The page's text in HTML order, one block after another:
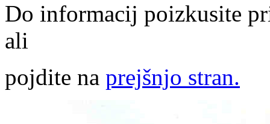
Do informacij poizkusite
ali
pojdite na prejšnjo stran.